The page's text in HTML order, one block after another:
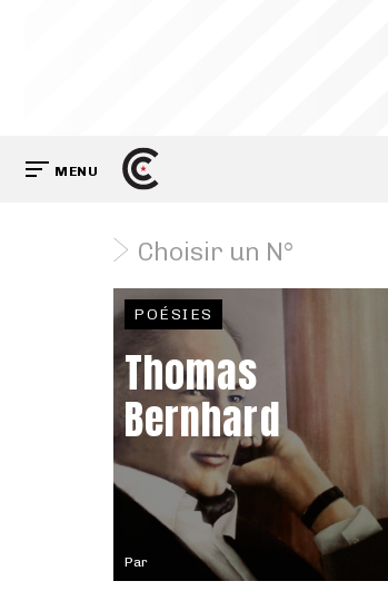
MENU
Choisir un N°
Par
POÉSIES
Thomas
Bernhard